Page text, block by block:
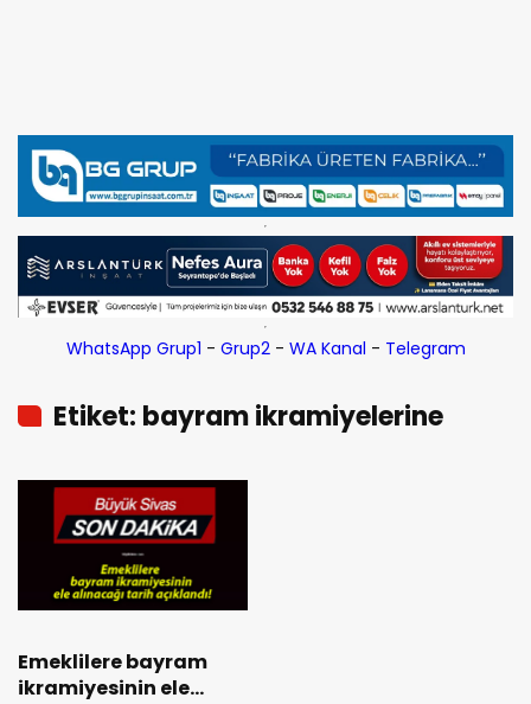
WhatsApp Grup1 - Grup2- WA Kanal - Telegram
Etiket: bayram ikramiyelerine
ikramiyesinin ele alınacağı tarih
açıklandı!
Emeklilere bayram
ikramiyesinin ele